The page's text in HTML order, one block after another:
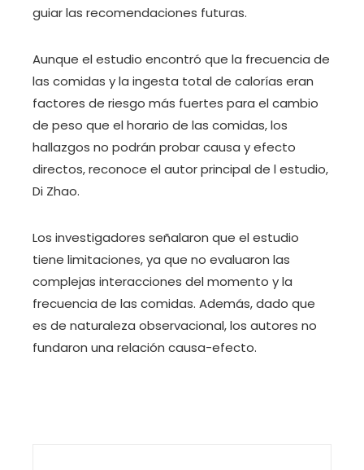
guiar las recomendaciones futuras.
Aunque el estudio encontró que la frecuencia de
las comidas y la ingesta total de calorías eran
factores de riesgo más fuertes para el cambio
de peso que el horario de las comidas, los
hallazgos no podrán probar causa y efecto
directos, reconoce el autor principal de l estudio,
Di Zhao.
Los investigadores señalaron que el estudio
tiene limitaciones, ya que no evaluaron las
complejas interacciones del momento y la
frecuencia de las comidas. Además, dado que
es de naturaleza observacional, los autores no
fundaron una relación causa-efecto.